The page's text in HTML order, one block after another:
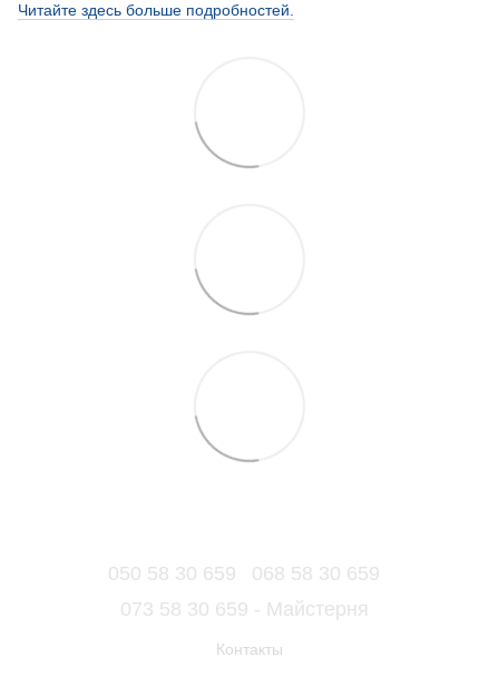
Читайте здесь больше подробностей.
050 58 30 659
068 58 30 659
073 58 30 659 - Майстерня
Контакты